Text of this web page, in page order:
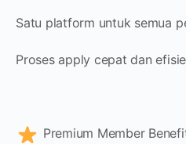
Satu platform untuk semua
Proses apply cepat dan
Premium Member